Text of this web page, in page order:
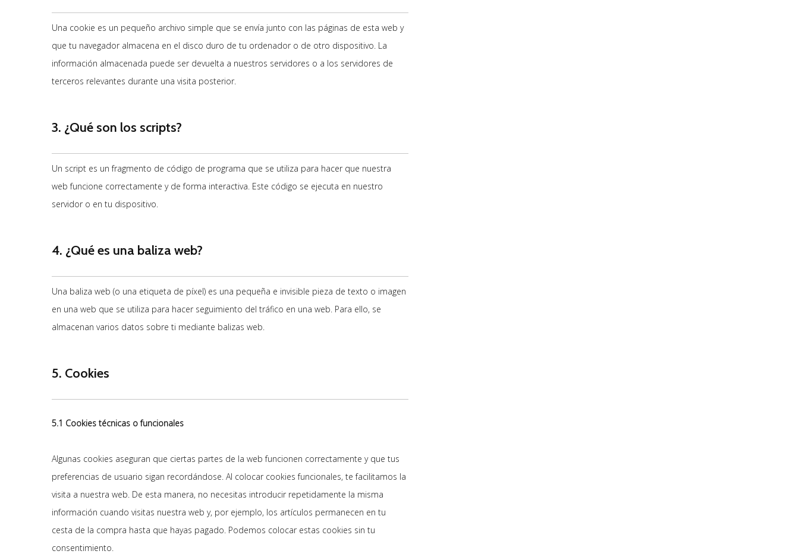
Una cookie es un pequeño archivo simple que se envía junto con las páginas de esta web y
que tu navegador almacena en el disco duro de tu ordenador o de otro dispositivo. La
información almacenada puede ser devuelta a nuestros servidores o a los servidores de
terceros relevantes durante una visita posterior.
3. ¿Qué son los scripts?
Un script es un fragmento de código de programa que se utiliza para hacer que nuestra
web funcione correctamente y de forma interactiva. Este código se ejecuta en nuestro
servidor o en tu dispositivo.
4. ¿Qué es una baliza web?
Una baliza web (o una etiqueta de píxel) es una pequeña e invisible pieza de texto o imagen
en una web que se utiliza para hacer seguimiento del tráfico en una web. Para ello, se
almacenan varios datos sobre ti mediante balizas web.
5. Cookies
5.1 Cookies técnicas o funcionales
Algunas cookies aseguran que ciertas partes de la web funcionen correctamente y que tus
preferencias de usuario sigan recordándose. Al colocar cookies funcionales, te facilitamos la
visita a nuestra web. De esta manera, no necesitas introducir repetidamente la misma
información cuando visitas nuestra web y, por ejemplo, los artículos permanecen en tu
cesta de la compra hasta que hayas pagado. Podemos colocar estas cookies sin tu
consentimiento.